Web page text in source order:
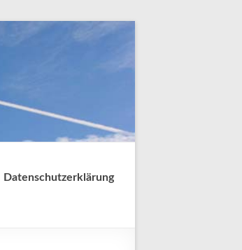
Datenschutzerklärung